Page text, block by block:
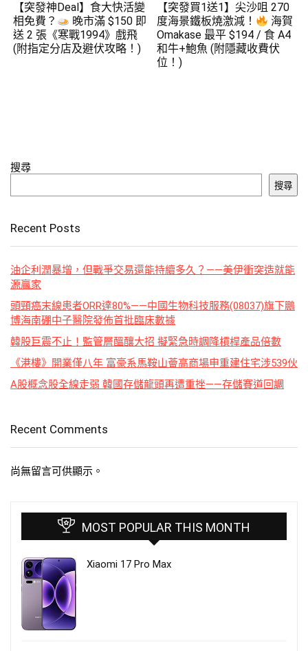
【突發神Deal】食大快活變
相免費？
晚市滿 $150 即
送 2 張《寒戰1994》戲飛
(附指定分店及避伏攻略！)
【突發買1送1】尖沙咀 270
度海景鐵板燒激減！
海賀
Omakase 最平 $194 / 食 A4
和牛+鮑魚 (附隱藏收費伏
位！)
搜尋
搜尋
Recent Posts
油企利潤暴增，但戰爭交易還能持續多久？——美伊衝突造就能
源贏家
頭頸癌末線患者ORR達80%——中國生物科技服務(08037)旗下鵬
博海南硼中子醫院發佈首批臨床數據
韓股巨震不止！監管層醞釀大招 擬緊急時調降槓桿產品倍數
《港樓》開業僅八年 富豪系馬鞍山薈高商場申重建住宅涉539伙
A股概念股全線走弱 韓國存儲龍頭再遭重挫——存儲賽道回調
Recent Comments
尚無留言可供顯示。
MOST POPULAR THIS MONTH
Xiaomi 17 Pro Max